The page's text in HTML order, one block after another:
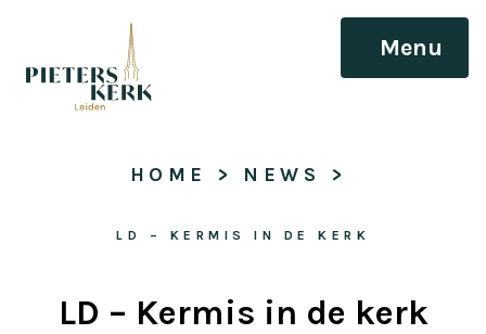
Menu
HOME > NEWS >
LD – KERMIS IN DE KERK
LD – Kermis in de kerk